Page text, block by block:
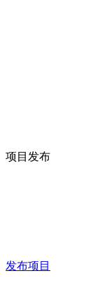
项目发布
发布项目